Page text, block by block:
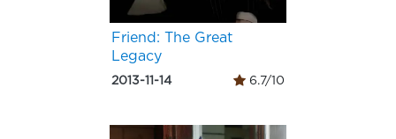
Friend: The Great
Legacy
2013-11-14 6.7/10